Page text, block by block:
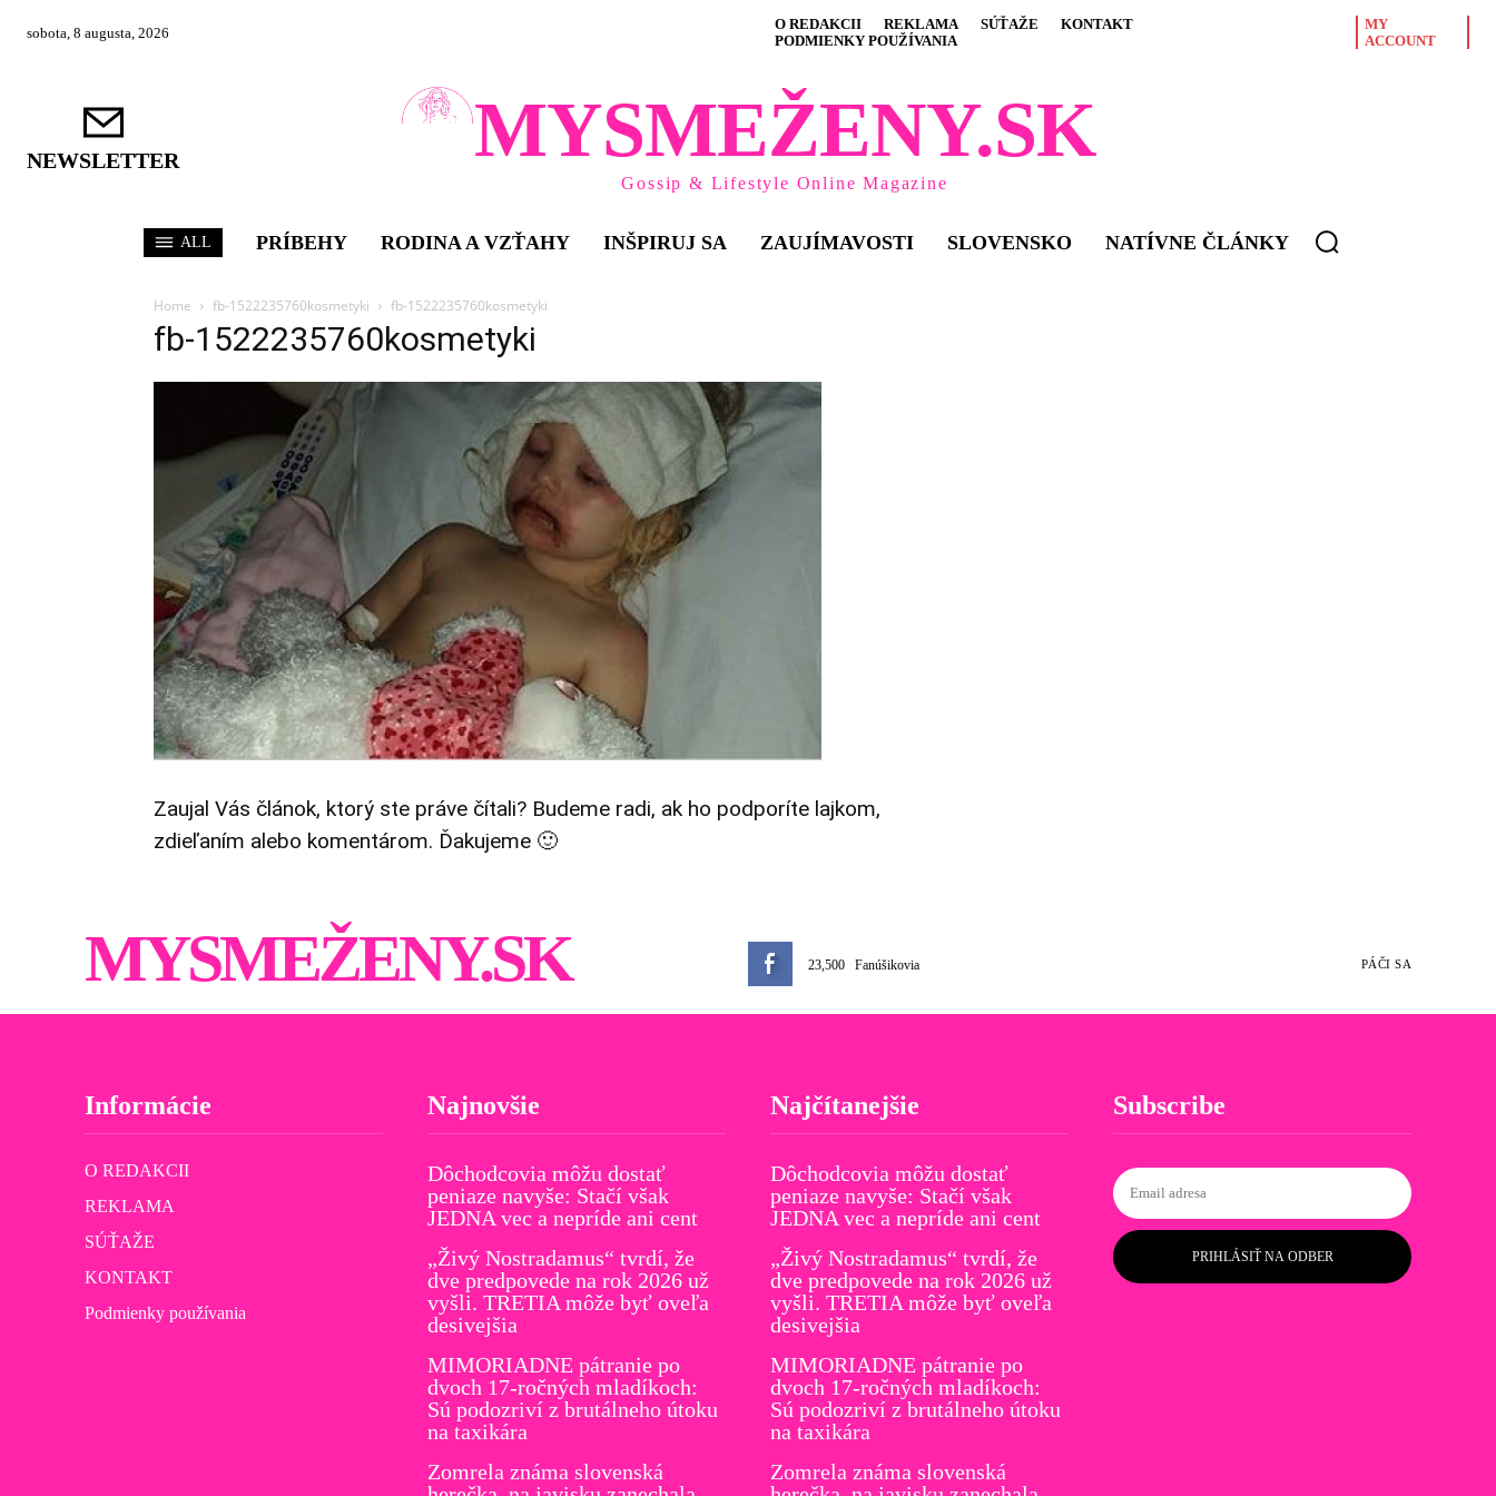
sobota, 8 augusta, 2026 O REDAKCII REKLAMA SÚŤAŽE
KONTAKT
PODMIENKY POUŽÍVANIA
MY
ACCOUNT
NEWSLETTER MYSMEŽENY.SK
Gossip & Lifestyle Online Magazine
ALL PRÍBEHY RODINA A VZŤAHY INŠPIRUJ SA ZAUJÍMAVOSTI SLOVENSKO NATÍVNE ČLÁNKY
Home fb-1522235760kosmetyki fb-1522235760kosmetyki
fb-1522235760kosmetyki
Zaujal Vás článok, ktorý ste práve čítali? Budeme radi, ak ho podporíte lajkom,
zdieľaním alebo komentárom. Ďakujeme 🙂
MYSMEŽENY.SK 23,500 Fanúšikovia PÁČI SA
Informácie
O REDAKCII
REKLAMA
SÚŤAŽE
KONTAKT
Podmienky používania
Najnovšie
Dôchodcovia môžu dostať
peniaze navyše: Stačí však
JEDNA vec a nepríde ani cent
„Živý Nostradamus“ tvrdí, že
dve predpovede na rok 2026 už
vyšli. TRETIA môže byť oveľa
desivejšia
MIMORIADNE pátranie po
dvoch 17-ročných mladíkoch:
Sú podozriví z brutálneho útoku
na taxikára
Zomrela známa slovenská
Najčítanejšie
Dôchodcovia môžu dostať
peniaze navyše: Stačí však
JEDNA vec a nepríde ani cent
„Živý Nostradamus“ tvrdí, že
dve predpovede na rok 2026 už
vyšli. TRETIA môže byť oveľa
desivejšia
MIMORIADNE pátranie po
dvoch 17-ročných mladíkoch:
Sú podozriví z brutálneho útoku
na taxikára
Zomrela známa slovenská
Subscribe
PRIHLÁSIŤ NA ODBER